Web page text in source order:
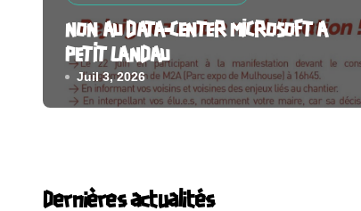
NON AU DATA-CENTER MICROSOFT A
PETIT LANDAU
Juil 3, 2026
Dernières actualités